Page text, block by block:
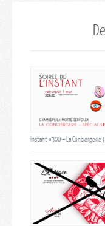
Instant #300 – La Conciergerie